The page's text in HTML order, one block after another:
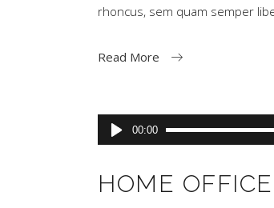
rhoncus, sem quam semper
Read More
Lecteur
audio
00:00
HOME